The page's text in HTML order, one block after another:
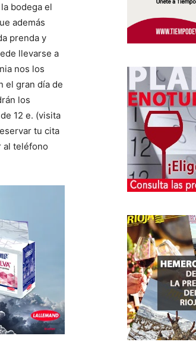
bodega el
además
prenda y
llevarse a
nos los
el gran día de
los
12 e. (visita
tu cita
al teléfono